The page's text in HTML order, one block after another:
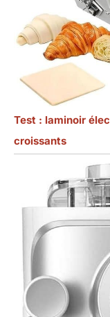
Test : laminoir
croissants